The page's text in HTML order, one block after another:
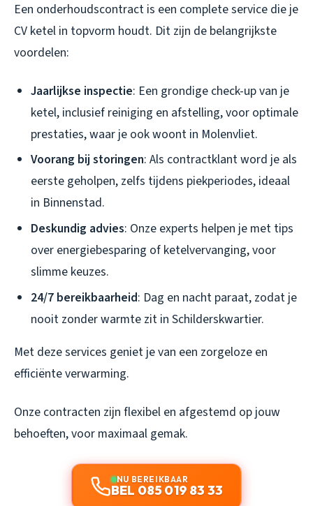
Een onderhoudscontract is een complete service die je
CV ketel in topvorm houdt. Dit zijn de belangrijkste
voordelen:
Jaarlijkse inspectie: Een grondige check-up van je
ketel, inclusief reiniging en afstelling, voor optimale
prestaties, waar je ook woont in Molenvliet.
Voorang bij storingen: Als contractklant word je als
eerste geholpen, zelfs tijdens piekperiodes, ideaal
in Binnenstad.
Deskundig advies: Onze experts helpen je met tips
over energiebesparing of ketelvervanging, voor
slimme keuzes.
24/7 bereikbaarheid: Dag en nacht paraat, zodat je
nooit zonder warmte zit in Schilderskwartier.
Met deze services geniet je van een zorgeloze en
efficiënte verwarming.
Onze contracten zijn flexibel en afgestemd op jouw
behoeften, voor maximaal gemak.
NU BEREIKBAAR
BEL 085 019 83 33